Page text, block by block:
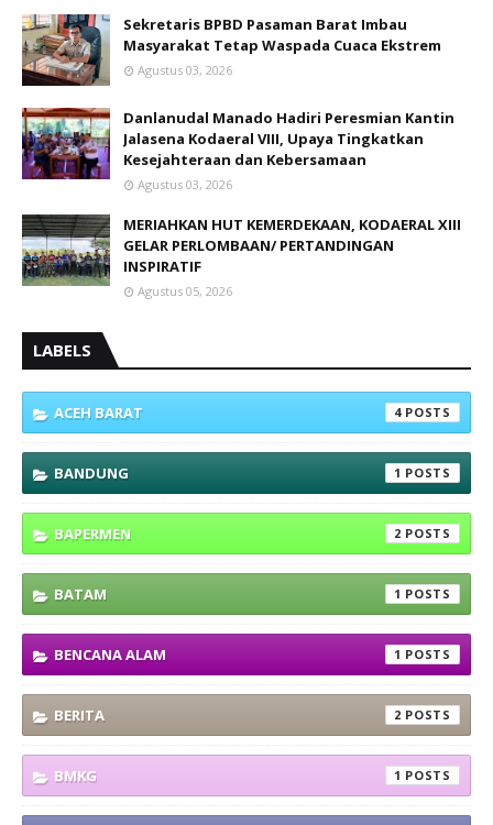
Sekretaris BPBD Pasaman Barat Imbau
Masyarakat Tetap Waspada Cuaca Ekstrem
Agustus 03, 2026
Danlanudal Manado Hadiri Peresmian Kantin
Jalasena Kodaeral VIII, Upaya Tingkatkan
Kesejahteraan dan Kebersamaan
Agustus 03, 2026
MERIAHKAN HUT KEMERDEKAAN, KODAERAL XIII
GELAR PERLOMBAAN/ PERTANDINGAN
INSPIRATIF
Agustus 05, 2026
LABELS
ACEH BARAT 4
BANDUNG 1
BAPERMEN 2
BATAM 1
BENCANA ALAM 1
BERITA 2
BMKG 1